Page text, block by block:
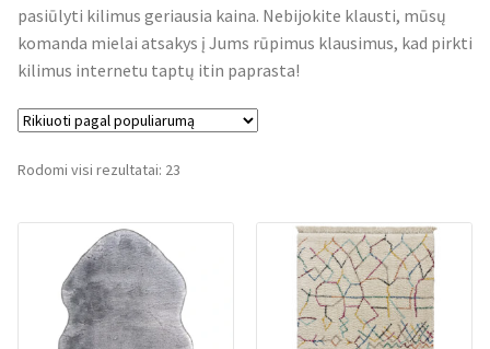
pasiūlyti kilimus geriausia kaina. Nebijokite klausti, mūsų
komanda mielai atsakys į Jums rūpimus klausimus, kad pirkti
kilimus internetu taptų itin paprasta!
Rodomi visi rezultatai: 23